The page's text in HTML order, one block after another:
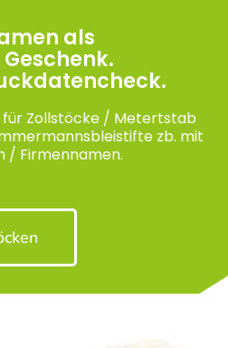
als
Zollstöcke / Metertstab
zb. mit
/ Firmennamen.